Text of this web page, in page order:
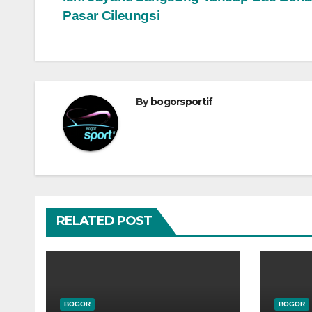
pos
Pasar Cileungsi
By bogorsportif
RELATED POST
BOGOR BOGOR